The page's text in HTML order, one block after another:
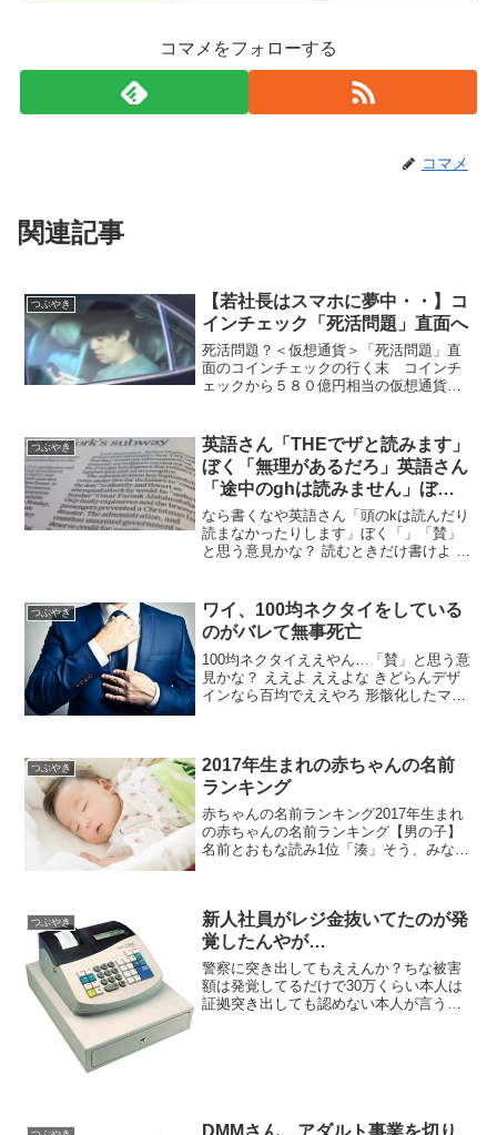
コマメをフォローする
コマメ
関連記事
つぶやき
【若社長はスマホに夢中・・】コ
インチェック「死活問題」直面へ
死活問題？＜仮想通貨＞「死活問題」直
面のコインチェックの行く末 コインチ
ェックから５８０億円相当の仮想通貨
告書を提出後、記者の質問に応じたが、
利用者が知りたい肝心なこと...
つぶやき
英語さん「THEでザと読みます」
ぼく「無理があるだろ」英語さん
「途中のghは読みません」ぼく
「なら書くなや」
なら書くなや英語さん「頭のkは読んだり
読まなかったりします」ぼく「」「賛」
と思う意見かな？ 読むときだけ書けよ あ
は読みません」ぼく「へー」 母音の前は
ジとか...
つぶやき
ワイ、100均ネクタイをしている
のがバレて無事死亡
100均ネクタイええやん…「賛」と思う意
見かな？ ええよ ええよな きどらんデザ
インなら百均でええやろ 形骸化したマナ
やつだわ...
つぶやき
2017年生まれの赤ちゃんの名前
ランキング
赤ちゃんの名前ランキング2017年生まれ
の赤ちゃんの名前ランキング【男の子】
名前とおもな読み1位「湊」そう、みなと
た7位「新...
つぶやき
新人社員がレジ金抜いてたのが発
覚したんやが…
警察に突き出してもええんか？ちな被害
額は発覚してるだけで30万くらい本人は
証拠突き出しても認めない本人が言うに
DMMさん、アダルト事業を切り